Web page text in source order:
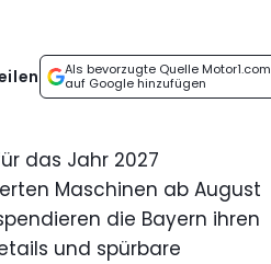
Als bevorzugte Quelle Motor1.com
auf Google hinzufügen
das Jahr 2027
Maschinen ab August
die Bayern ihren
und spürbare